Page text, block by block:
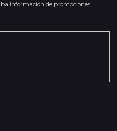
información de promociones